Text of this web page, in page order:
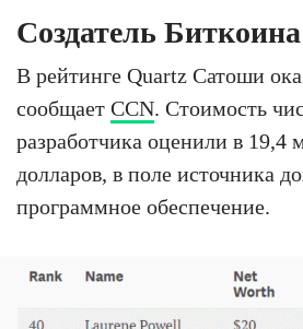
Создатель Биткоина
В рейтинге Quartz Сатоши
сообщает CCN. Стоимость
разработчика оценили в 19,4
долларов, в поле источника
программное обеспечение.